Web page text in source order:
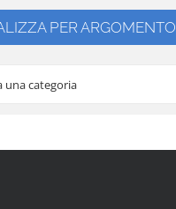
PER ARGOMENTO